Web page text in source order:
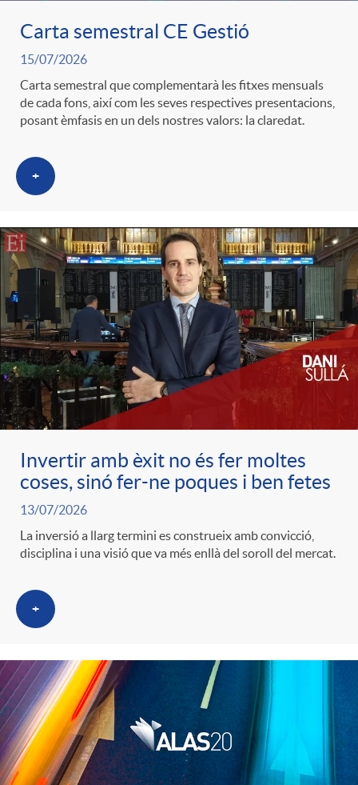
c
a
d
o
r
d
e
c
o
n
t
i
n
g
u
Carta semestral CE Gestió
15/07/2026
Carta semestral que complementarà les fitxes mensuals
de cada fons, així com les seves respectives presentacions,
posant èmfasis en un dels nostres valors: la claredat.
+
Invertir amb èxit no és fer moltes
coses, sinó fer-ne poques i ben fetes
13/07/2026
La inversió a llarg termini es construeix amb convicció,
disciplina i una visió que va més enllà del soroll del mercat.
+